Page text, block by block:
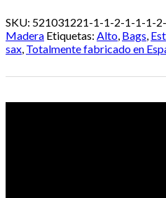
SKU: 521031221-1-1-2-1-1-1-
Madera Etiquetas: Alto, Bags,
sax, Totalmente fabricado en